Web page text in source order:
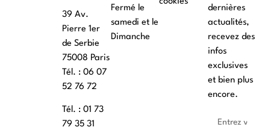
39 Av.
Pierre 1er
de Serbie
75008 Paris
Tél. : ‭06 07
52 76 72
Tél. : 01 73
79 35 31
Fermé le
samedi et le
Dimanche
dernières
actualités,
recevez des
infos
exclusives
et bien plus
encore.